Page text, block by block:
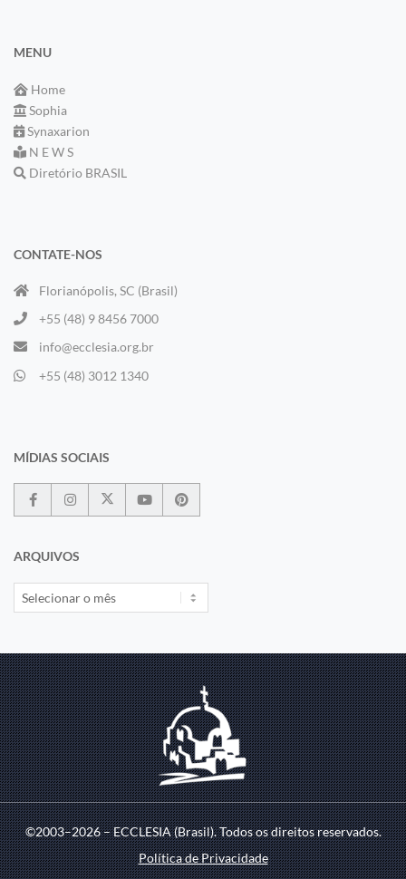
MENU
Home
Sophia
Synaxarion
N E W S
Diretório BRASIL
CONTATE-NOS
Florianópolis, SC (Brasil)
+55 (48) 9 8456 7000
info@ecclesia.org.br
+55 (48) 3012 1340
MÍDIAS SOCIAIS
ARQUIVOS
©2003–2026 – ECCLESIA (Brasil). Todos os direitos reservados.
Política de Privacidade